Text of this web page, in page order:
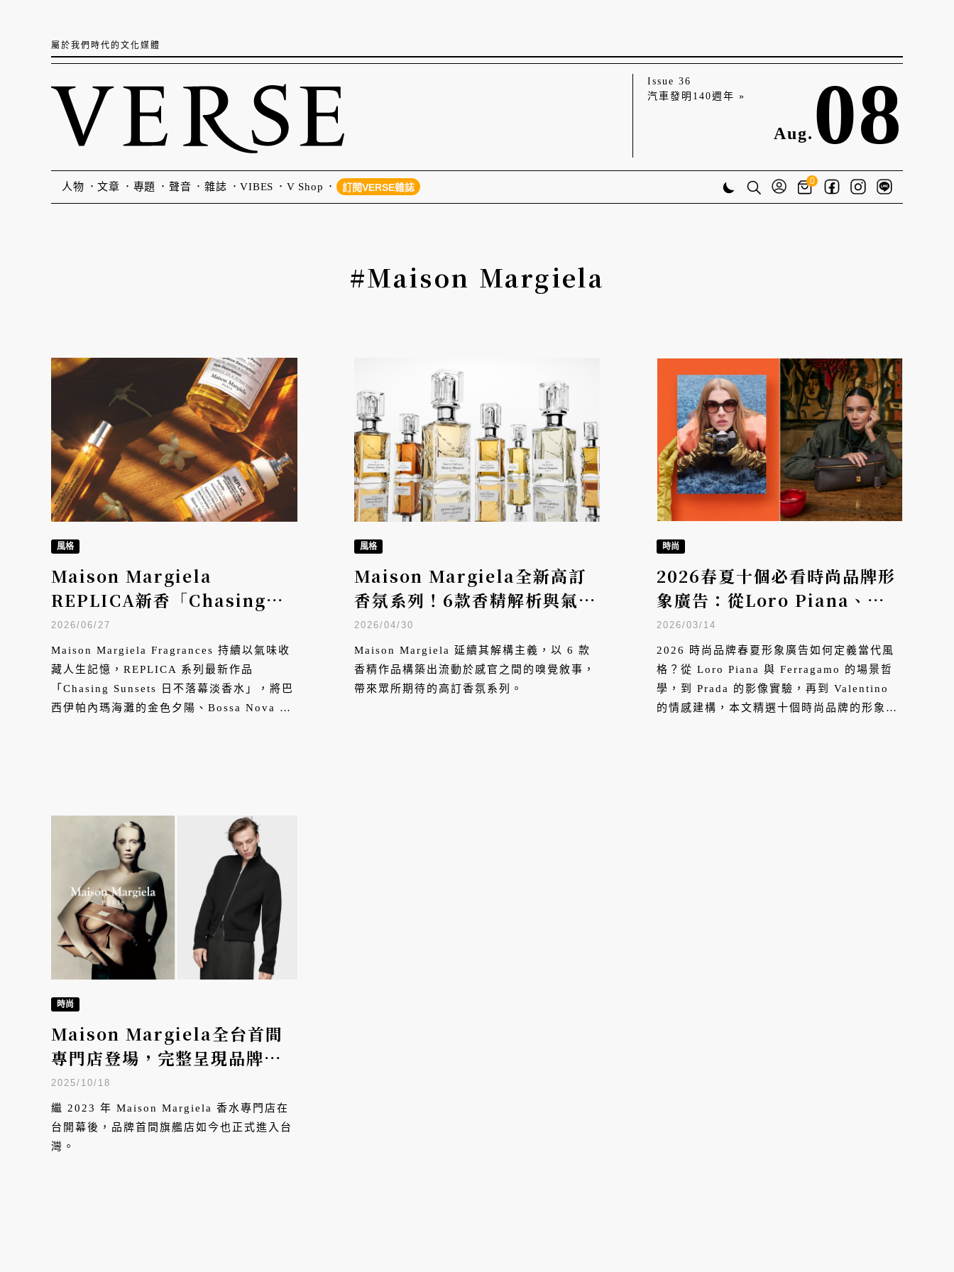
屬於我們時代的文化媒體
Issue 36
汽車發明140週年 »
Aug. 08
人物 文章 專題 聲音 雜誌 VIBES V Shop 訂閱VERSE雜誌
0
#Maison Margiela
風格
Maison Margiela
REPLICA新香「Chasing
Sunsets」！把伊帕內瑪海灘
夕陽、Bossa Nova與夏日記
憶裝進香水裡
2026/06/27
Maison Margiela Fragrances 持續以氣味收
藏人生記憶，REPLICA 系列最新作品
「Chasing Sunsets 日不落幕淡香水」，將巴
西伊帕內瑪海灘的金色夕陽、Bossa Nova 的
風格
Maison Margiela全新高訂
香氛系列！6款香精解析與氣味
亮點
2026/04/30
Maison Margiela 延續其解構主義，以 6 款
香精作品構築出流動於感官之間的嗅覺敘事，
帶來眾所期待的高訂香氛系列。
時尚
2026春夏十個必看時尚品牌形
象廣告：從Loro Piana、
Prada到Valentino，影像如
何展現品牌故事？
2026/03/14
2026 時尚品牌春夏形象廣告如何定義當代風
格？從 Loro Piana 與 Ferragamo 的場景哲
學，到 Prada 的影像實驗，再到 Valentino
的情感建構，本文精選十個時尚品牌的形象廣
時尚
Maison Margiela全台首間
專門店登場，完整呈現品牌世
界觀的最佳空間
2025/10/18
繼 2023 年 Maison Margiela 香水專門店在
台開幕後，品牌首間旗艦店如今也正式進入台
灣。